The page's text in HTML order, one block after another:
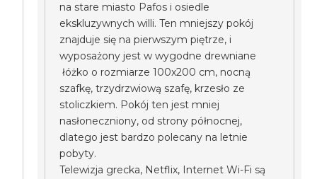
na stare miasto Pafos i osiedle
ekskluzywnych willi. Ten mniejszy pokój
znajduje się na pierwszym piętrze, i
wyposażony jest w wygodne drewniane
łóżko o rozmiarze 100x200 cm, nocną
szafkę, trzydrzwiową szafę, krzesło ze
stoliczkiem. Pokój ten jest mniej
nasłoneczniony, od strony północnej,
dlatego jest bardzo polecany na letnie
pobyty.
Telewizja grecka, Netflix, Internet Wi-Fi są